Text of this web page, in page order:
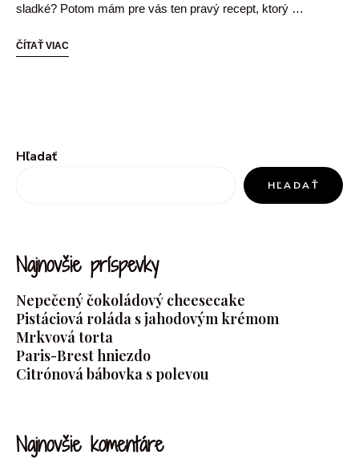
sladké? Potom mám pre vás ten pravý recept, ktorý …
ČÍTAŤ VIAC
Hľadať
HĽADAŤ
Najnovšie príspevky
Nepečený čokoládový cheesecake
Pistáciová roláda s jahodovým krémom
Mrkvová torta
Paris-Brest hniezdo
Citrónová bábovka s polevou
Najnovšie komentáre